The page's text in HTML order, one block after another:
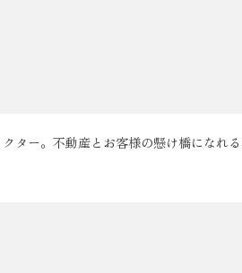
ター。不動産とお客様の懸け橋になれ